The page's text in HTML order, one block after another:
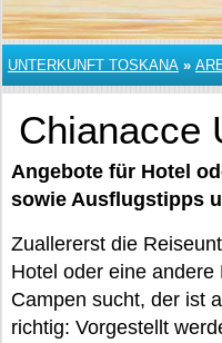
UNTERKUNFT TOSKANA »
Chianacce
Angebote für Hotel
sowie Ausflugstipps
Zuallererst die
Hotel oder eine
Campen sucht, der ist
richtig: Vorgestellt